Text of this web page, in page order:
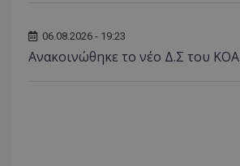
06.08.2026 - 19:23
Aνακοινώθηκε το νέο Δ.Σ του ΚΟΑ